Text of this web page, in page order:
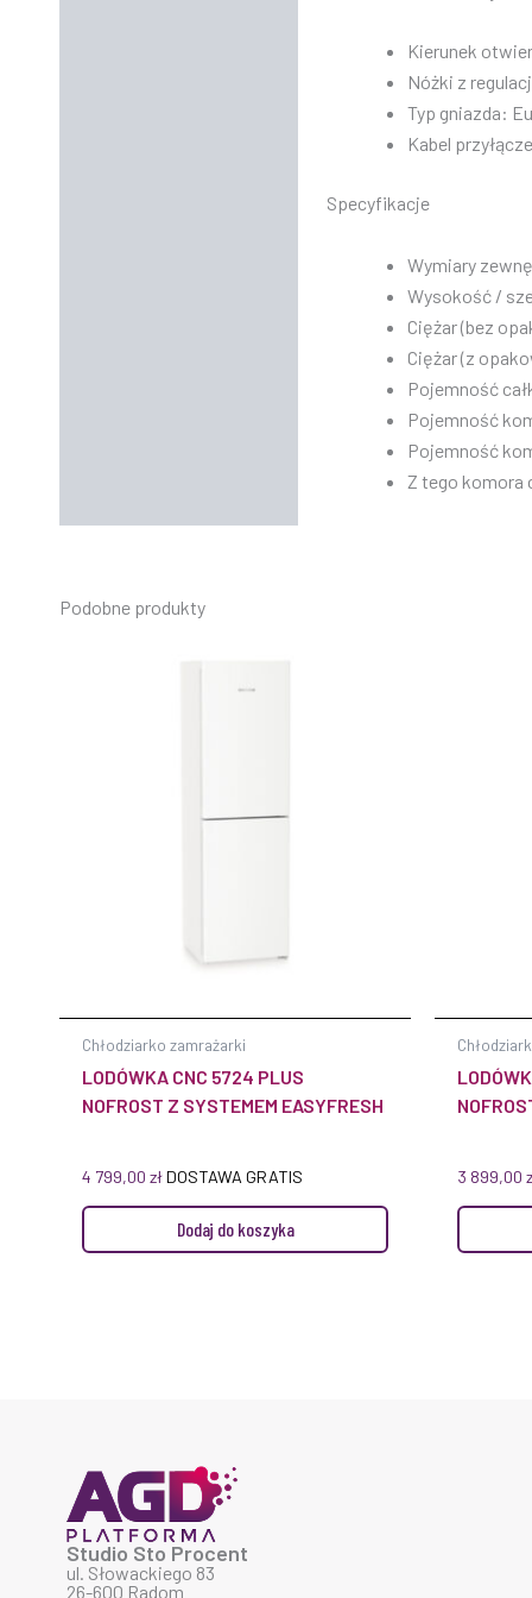
Kierunek
Nóżki z
Typ gniazda:
Kabel
Specyfikacje
Wymiary
Wysokość /
Ciężar (bez
Ciężar (z
Pojemność
Pojemność
Pojemność
Z tego komora
Podobne produkty
Chłodziarko zamrażarki
LODÓWKA CNC 5724 PLUS
NOFROST Z SYSTEMEM EASYFRESH
4 799,00złDOSTAWA GRATIS
Dodaj do koszyka
3 899,00
Studio Sto Procent
ul. Słowackiego 83
26-600 Radom